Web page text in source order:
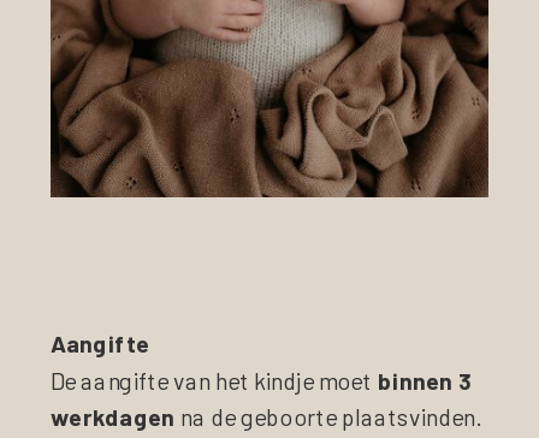
Aangifte
De aangifte van het kindje moet binnen 3
werkdagen na de geboorte plaatsvinden.